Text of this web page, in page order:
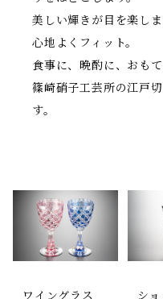
美しい輝きが目を楽し
心地よくフィット。
食事に、晩酌に、おもて
篠崎硝子工芸所の江戸
す。
ワイングラス シ